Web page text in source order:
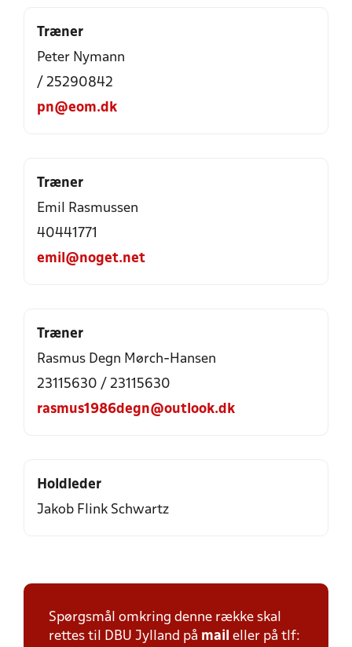
Træner
Peter Nymann
/ 25290842
pn@eom.dk
Træner
Emil Rasmussen
40441771
emil@noget.net
Træner
Rasmus Degn Mørch-Hansen
23115630 / 23115630
rasmus1986degn@outlook.dk
Holdleder
Jakob Flink Schwartz
Spørgsmål omkring denne række skal
rettes til DBU Jylland på mail eller på tlf: